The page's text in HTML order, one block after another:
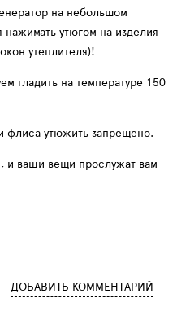
на небольшом
нажимать утюгом на изделия
утеплителя)!
гладить на температуре 150
флиса утюжить запрещено.
и ваши вещи прослужат вам
ДОБАВИТЬ КОММЕНТАРИЙ